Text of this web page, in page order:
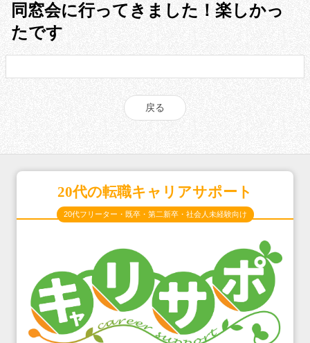
同窓会に行ってきました！楽しかっ
たです
戻る
20代の転職キャリアサポート
20代フリーター・既卒・第二新卒・社会人未経験向け